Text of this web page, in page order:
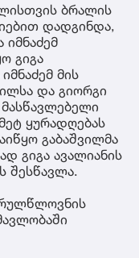
ბრალის
დადგინდა,
იმნაძემ
გიგა
მის
და გიორგი
ყურადღებას
გაბაშვილმა
გიგა ავალიანის
შესწავლა.